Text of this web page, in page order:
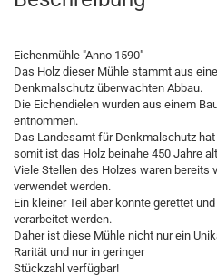
Eichenmühle "Anno 1590"
Das Holz dieser Mühle stammt aus
Denkmalschutz überwachten Abbau.
Die Eichendielen wurden aus einem
entnommen.
Das Landesamt für Denkmalschutz
somit ist das Holz beinahe 450 Jahre
Viele Stellen des Holzes waren bereits
verwendet werden.
Ein kleiner Teil aber konnte gerettet
verarbeitet werden.
Daher ist diese Mühle nicht nur ein
Rarität und nur in geringer
Stückzahl verfügbar!